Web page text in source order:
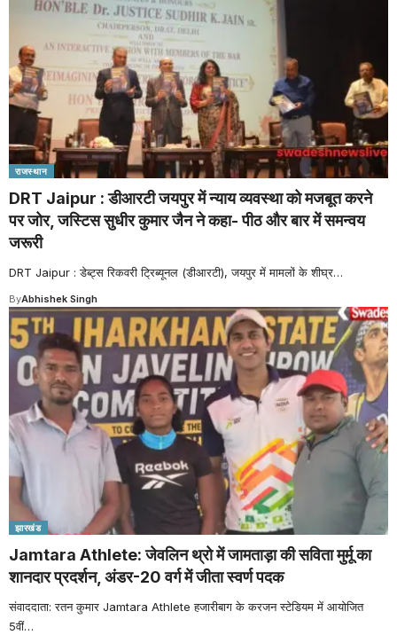
राजस्थान
DRT Jaipur : डीआरटी जयपुर में न्याय व्यवस्था को मजबूत करने
पर जोर, जस्टिस सुधीर कुमार जैन ने कहा- पीठ और बार में समन्वय
जरूरी
DRT Jaipur : डेब्ट्स रिकवरी ट्रिब्यूनल (डीआरटी), जयपुर में मामलों के शीघ्र…
ByAbhishek Singh
झारखंड
Jamtara Athlete: जेवलिन थ्रो में जामताड़ा की सविता मुर्मू का
शानदार प्रदर्शन, अंडर-20 वर्ग में जीता स्वर्ण पदक
संवाददाता: रतन कुमार Jamtara Athlete हजारीबाग के करजन स्टेडियम में आयोजित
5वीं…